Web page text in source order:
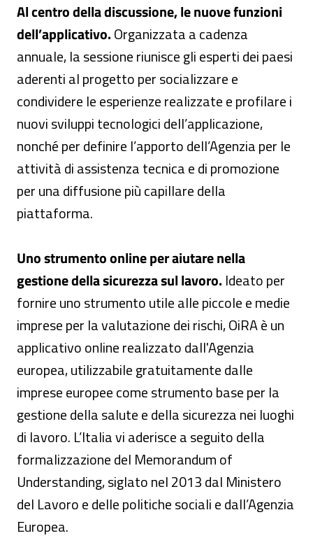
Al centro della discussione, le nuove funzioni
dell’applicativo.Organizzata a cadenza
annuale, la sessione riunisce gli esperti dei paesi
aderenti al progetto per socializzare e
condividere le esperienze realizzate e profilare i
nuovi sviluppi tecnologici dell’applicazione,
nonché per definire l’apporto dell’Agenzia per le
attività di assistenza tecnica e di promozione
per una diffusione più capillare della
piattaforma.
Uno strumento online per aiutare nella
gestione della sicurezza sul lavoro. Ideato per
fornire uno strumento utile alle piccole e medie
imprese per la valutazione dei rischi, OiRA è un
applicativo online realizzato dall'Agenzia
europea, utilizzabile gratuitamente dalle
imprese europee come strumento base per la
gestione della salute e della sicurezza nei luoghi
di lavoro. L’Italia vi aderisce a seguito della
formalizzazione del Memorandum of
Understanding, siglato nel 2013 dal Ministero
del Lavoro e delle politiche sociali e dall’Agenzia
Europea.